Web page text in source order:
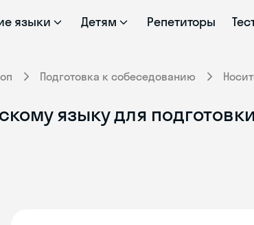
языки Детям Репетиторы
Подготовка к собеседованию
языку для